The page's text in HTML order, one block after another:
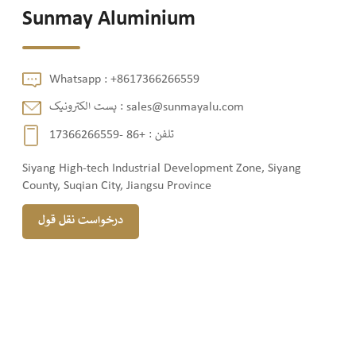
Sunmay Aluminium
Whatsapp :+8617366266559
پست الکترونیک :sales@sunmayalu.com
تلفن : +86 -17366266559
Siyang High-tech Industrial Development Zone, Siyang
County, Suqian City, Jiangsu Province
درخواست نقل قول